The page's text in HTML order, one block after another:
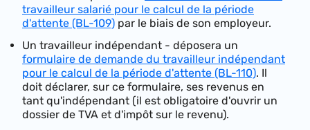
travailleur salarié pour le calcul de la période
d'attente (BL-109) par le biais de son employeur.
Un travailleur indépendant - déposera un
formulaire de demande du travailleur indépendant
pour le calcul de la période d'attente (BL-110). Il
doit déclarer, sur ce formulaire, ses revenus en
tant qu'indépendant (il est obligatoire d'ouvrir un
dossier de TVA et d'impôt sur le revenu).